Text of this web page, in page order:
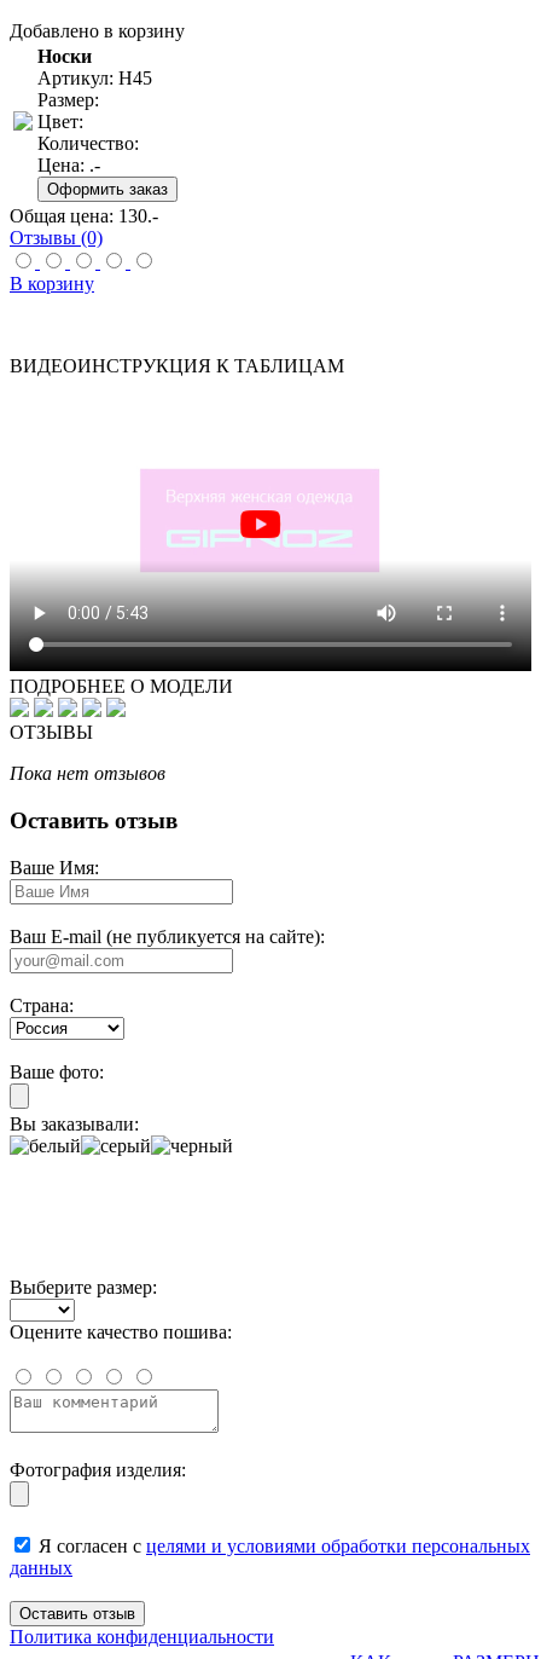
Добавлено в корзину
Носки
Артикул: Н45
Размер:
Цвет:
Количество:
Цена: .-
Общая цена: 130.-
Отзывы (0)
В корзину
ВИДЕОИНСТРУКЦИЯ К ТАБЛИЦАМ
ПОДРОБНЕЕ О МОДЕЛИ
ОТЗЫВЫ
Пока нет отзывов
Оставить отзыв
Ваше Имя:
Ваш E-mail (не публикуется на сайте):
Страна:
Ваше фото:
Вы заказывали:
Выберите размер:
Оцените качество пошива:
Фотография изделия:
Я согласен с целями и условиями обработки персональных
данных
Политика конфиденциальности